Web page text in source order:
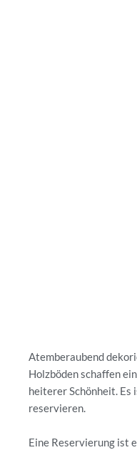
Atemberaubend
Holzböden schaffen
heiterer Schönheit. Es
reservieren.
Eine Reservierung ist